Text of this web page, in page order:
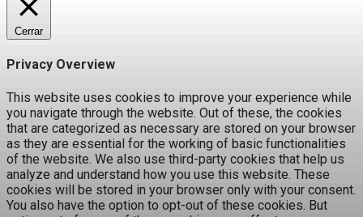
Cerrar
Privacy Overview
This website uses cookies to improve your experience while
you navigate through the website. Out of these, the cookies
that are categorized as necessary are stored on your browser
as they are essential for the working of basic functionalities
of the website. We also use third-party cookies that help us
analyze and understand how you use this website. These
cookies will be stored in your browser only with your consent.
You also have the option to opt-out of these cookies. But